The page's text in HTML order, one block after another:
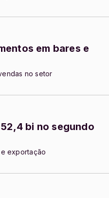
em bares e
no setor
bi no segundo
exportação